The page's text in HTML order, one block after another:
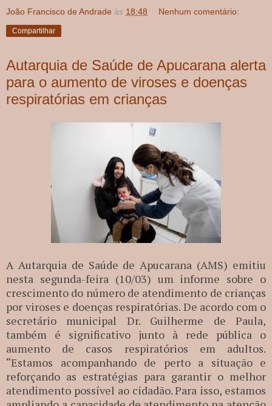
João Francisco de Andrade às 18:48 Nenhum comentário:
Compartilhar
Autarquia de Saúde de Apucarana alerta
para o aumento de viroses e doenças
respiratórias em crianças
A Autarquia de Saúde de Apucarana (AMS) emitiu
nesta segunda-feira (10/03) um informe sobre o
crescimento do número de atendimento de crianças
por viroses e doenças respiratórias. De acordo com o
secretário municipal Dr. Guilherme de Paula,
também é significativo junto à rede pública o
aumento de casos respiratórios em adultos.
“Estamos acompanhando de perto a situação e
reforçando as estratégias para garantir o melhor
atendimento possível ao cidadão. Para isso, estamos